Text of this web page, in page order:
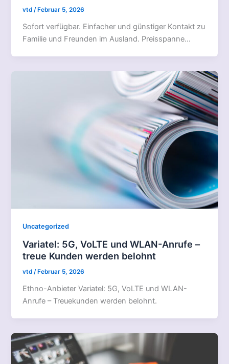
vtd/Februar 5, 2026
Sofort verfügbar. Einfacher und günstiger Kontakt zu
Familie und Freunden im Ausland. Preisspanne…
Uncategorized
Variatel: 5G, VoLTE und WLAN-Anrufe –
treue Kunden werden belohnt
vtd/ Februar 5, 2026
Ethno-Anbieter Variatel: 5G, VoLTE und WLAN-
Anrufe – Treuekunden werden belohnt.